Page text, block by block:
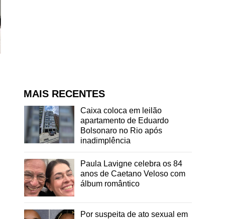
MAIS RECENTES
Caixa coloca em leilão
apartamento de Eduardo
Bolsonaro no Rio após
inadimplência
Paula Lavigne celebra os 84
anos de Caetano Veloso com
álbum romântico
Por suspeita de ato sexual em